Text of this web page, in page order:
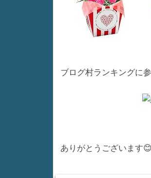
ブログ村ランキングに
ありがとうございます😊